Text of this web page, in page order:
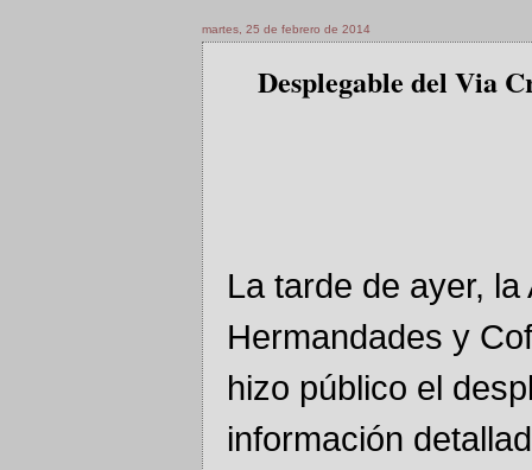
martes, 25 de febrero de 2014
Desplegable del Via
La tarde de ayer,
Hermandades y
hizo público el
información